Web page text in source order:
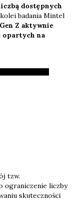
dostępnych
badania Mintel
Z aktywnie
opartych na
tzw.
ograniczenie liczby
skuteczności